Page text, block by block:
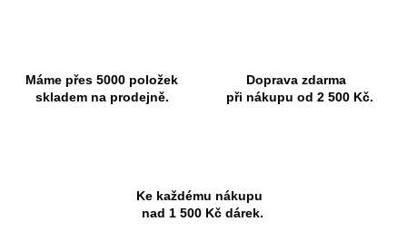
Máme přes 5000 položek
skladem na prodejně.
Doprava zdarma
při nákupu od 2 500 Kč.
Ke každému nákupu
nad 1 500 Kč dárek.